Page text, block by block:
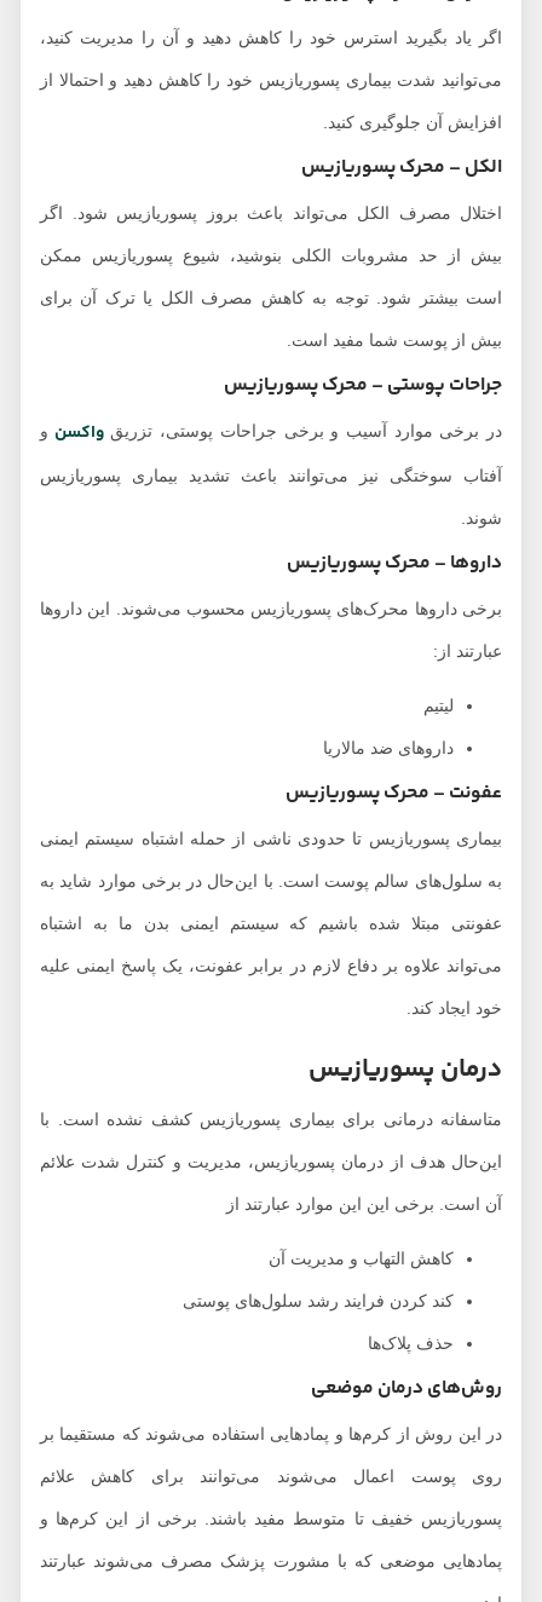
اگر یاد بگیرید استرس خود را کاهش دهید و آن را مدیریت کنید،
می‌توانید شدت بیماری پسوریازیس خود را کاهش دهید و احتمالا از
افزایش آن جلوگیری کنید.
الکل – محرک پسوریازیس
اختلال مصرف الکل می‌تواند باعث بروز پسوریازیس شود. اگر
بیش از حد مشروبات الکلی بنوشید، شیوع پسوریازیس ممکن
است بیشتر شود. توجه به کاهش مصرف الکل یا ترک آن برای
بیش از پوست شما مفید است.
جراحات پوستی – محرک پسوریازیس
در برخی موارد آسیب و برخی جراحات پوستی، تزریقواکسن و
آفتاب سوختگی نیز می‌توانند باعث تشدید بیماری پسوریازیس
شوند.
داروها – محرک پسوریازیس
برخی داروها محرک‌های پسوریازیس محسوب می‌شوند. این داروها
عبارتند از:
لیتیم
داروهای ضد مالاریا
عفونت – محرک پسوریازیس
بیماری پسوریازیس تا حدودی ناشی از حمله اشتباه سیستم ایمنی
به سلول‌های سالم پوست است. با این‌حال در برخی موارد شاید به
عفونتی مبتلا شده باشیم که سیستم ایمنی بدن ما به اشتباه
می‌تواند علاوه بر دفاع لازم در برابر عفونت، یک پاسخ ایمنی علیه
خود ایجاد کند.
درمان پسوریازیس
متاسفانه درمانی برای بیماری پسوریازیس کشف نشده است. با
این‌حال هدف از درمان پسوریازیس، مدیریت و کنترل شدت علائم
آن است. برخی این این موارد عبارتند از
کاهش التهاب و مدیریت آن
کند کردن فرایند رشد سلول‌های پوستی
حذف پلاک‌ها
روش‌های درمان موضعی
در این روش از کرم‌ها و پمادهایی استفاده می‌شوند که مستقیما بر
روی پوست اعمال می‌شوند می‌توانند برای کاهش علائم
پسوریازیس خفیف تا متوسط مفید باشند. برخی از این کرم‌ها و
پمادهایی موضعی که با مشورت پزشک مصرف می‌شوند عبارتند